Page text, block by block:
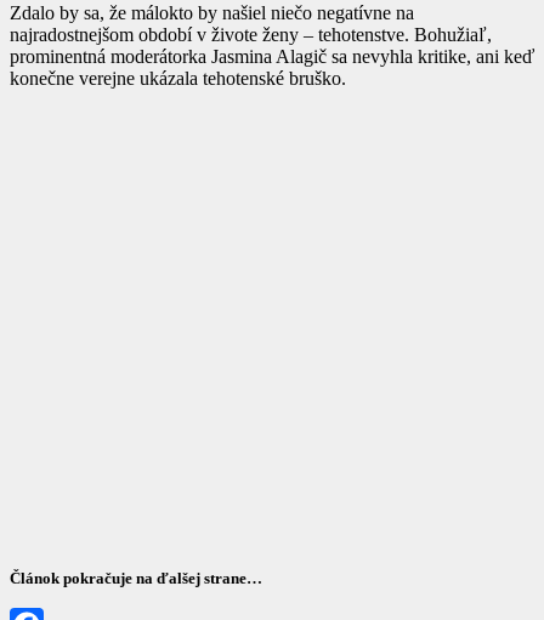
Zdalo by sa, že málokto by našiel niečo negatívne na
najradostnejšom období v živote ženy – tehotenstve. Bohužiaľ,
prominentná moderátorka Jasmina Alagič sa nevyhla kritike, ani keď
konečne verejne ukázala tehotenské bruško.
Článok pokračuje na ďalšej strane…